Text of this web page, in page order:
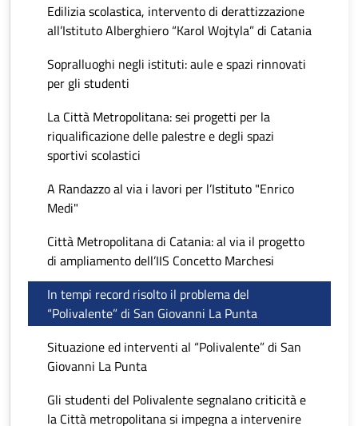
Edilizia scolastica, intervento di derattizzazione
all’Istituto Alberghiero “Karol Wojtyla” di Catania
Sopralluoghi negli istituti: aule e spazi rinnovati
per gli studenti
La Città Metropolitana: sei progetti per la
riqualificazione delle palestre e degli spazi
sportivi scolastici
A Randazzo al via i lavori per l’Istituto "Enrico
Medi"
Città Metropolitana di Catania: al via il progetto
di ampliamento dell’IIS Concetto Marchesi
In tempi record risolto il problema del
“Polivalente” di San Giovanni La Punta
Situazione ed interventi al “Polivalente” di San
Giovanni La Punta
Gli studenti del Polivalente segnalano criticità e
la Città metropolitana si impegna a intervenire